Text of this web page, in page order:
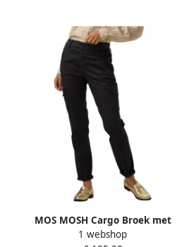
MOS MOSH Cargo Broek met
Ritsdetails Black Dames
1 webshop